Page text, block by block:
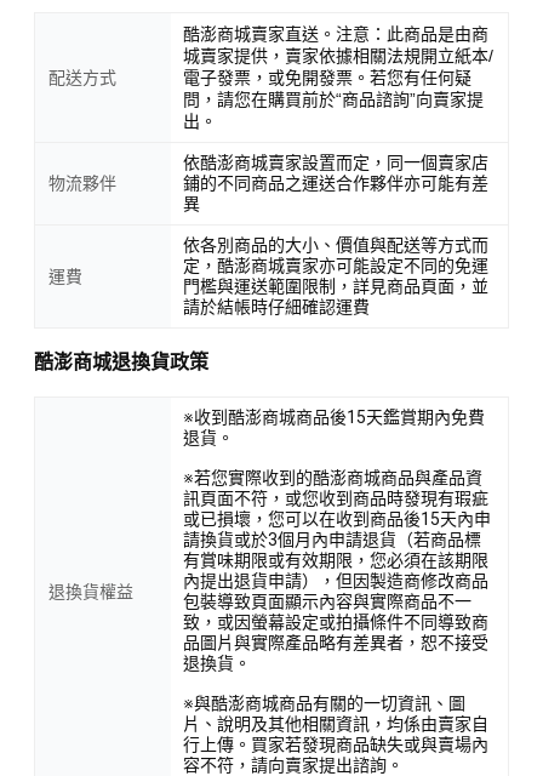
配送方式
酷澎商城賣家直送。注意：此商品是由商
城賣家提供，賣家依據相關法規開立紙本/
電子發票，或免開發票。若您有任何疑
問，請您在購買前於“商品諮詢”向賣家提
出。
物流夥伴
依酷澎商城賣家設置而定，同一個賣家店
鋪的不同商品之運送合作夥伴亦可能有差
異
運費
依各別商品的大小、價值與配送等方式而
定，酷澎商城賣家亦可能設定不同的免運
門檻與運送範圍限制，詳見商品頁面，並
請於結帳時仔細確認運費
酷澎商城退換貨政策
退換貨權益
※收到酷澎商城商品後15天鑑賞期內免費
退貨。
※若您實際收到的酷澎商城商品與產品資
訊頁面不符，或您收到商品時發現有瑕疵
或已損壞，您可以在收到商品後15天內申
請換貨或於3個月內申請退貨（若商品標
有賞味期限或有效期限，您必須在該期限
內提出退貨申請），但因製造商修改商品
包裝導致頁面顯示內容與實際商品不一
致，或因螢幕設定或拍攝條件不同導致商
品圖片與實際產品略有差異者，恕不接受
退換貨。
※與酷澎商城商品有關的一切資訊、圖
片、說明及其他相關資訊，均係由賣家自
行上傳。買家若發現商品缺失或與賣場內
容不符，請向賣家提出諮詢。